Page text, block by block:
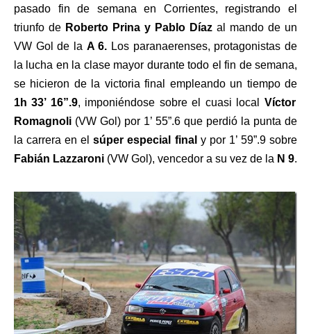
pasado fin de semana en Corrientes, registrando el
triunfo de Roberto Prina y Pablo Díaz al mando de un
VW Gol de la A 6. Los paranaerenses, protagonistas de
la lucha en la clase mayor durante todo el fin de semana,
se hicieron de la victoria final empleando un tiempo de
1h 33’ 16”.9, imponiéndose sobre el cuasi local Víctor
Romagnoli (VW Gol) por 1’ 55”.6 que perdió la punta de
la carrera en el súper especial final y por 1’ 59”.9 sobre
Fabián Lazzaroni (VW Gol), vencedor a su vez de la N 9.